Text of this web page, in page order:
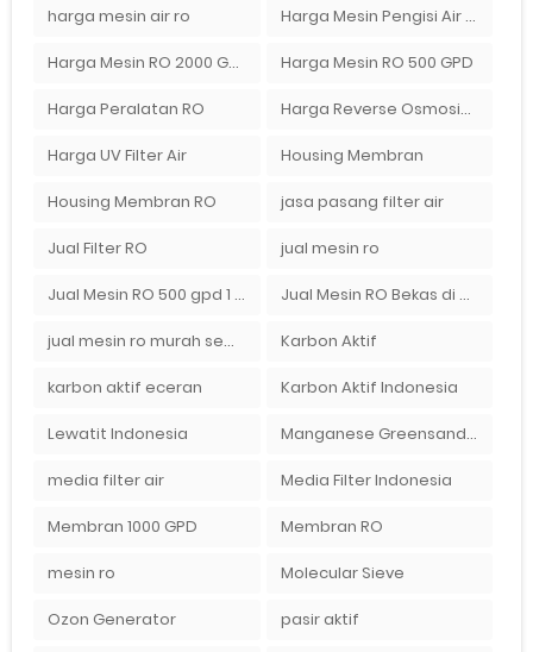
harga mesin air ro Harga Mesin Pengisi Air Galon
Harga Mesin RO 2000 GPD Harga Mesin RO 500 GPD
Harga Peralatan RO Harga Reverse Osmosis di Semarang
Harga UV Filter Air Housing Membran
Housing Membran RO jasa pasang filter air
Jual Filter RO jual mesin ro
Jual Mesin RO 500 gpd 1 Membran Jual Mesin RO Bekas di Medan
jual mesin ro murah semarang Karbon Aktif
karbon aktif eceran Karbon Aktif Indonesia
Lewatit Indonesia Manganese Greensand Plus
media filter air Media Filter Indonesia
Membran 1000 GPD Membran RO
mesin ro Molecular Sieve
Ozon Generator pasir aktif